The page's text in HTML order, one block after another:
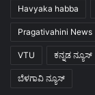
Havyaka habba
Pragativahini News
VTU ಕನ್ನಡ ನ್ಯೂಸ್
ಬೆಳಗಾವಿ ನ್ಯೂಸ್